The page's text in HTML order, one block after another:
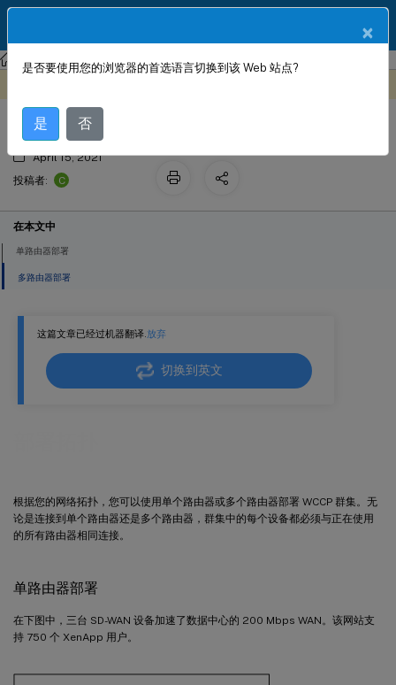
Citrix SD-WAN 平台 部署模式
这篇文章已经过机器翻译.放弃
切换到英文
根据您的网络拓扑，您可以使用单个路由器或多个路由器部署 WCCP 群集。无
论是连接到单个路由器还是多个路由器，群集中的每个设备都必须与正在使用
的所有路由器相同连接。
单路由器部署
在下图中，三台 SD-WAN 设备加速了数据中心的 200 Mbps WAN。该网站支
持 750 个 XenApp 用户。
部署拓扑
April 15, 2021
投稿者:
C
在本文中
单路由器部署
多路由器部署
×
是否要使用您的浏览器的首选语言切换到该 Web 站点?
是 否